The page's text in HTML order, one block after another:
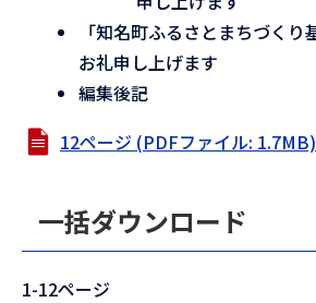
「知名町ふるさとまちづくり
お礼申し上げます
編集後記
12ページ (PDFファイル: 1.7MB)
一括ダウンロード
1-12ページ